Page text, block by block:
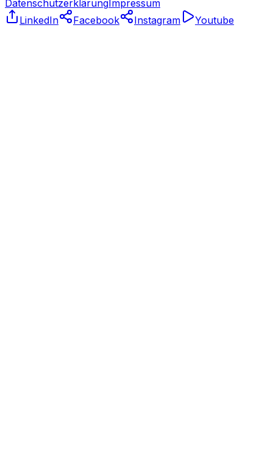
DatenschutzerklärungImpressum
LinkedIn
Facebook Instagram Youtube